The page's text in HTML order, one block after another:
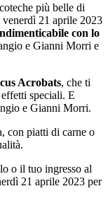
più belle di
21 aprile 2023
con lo
e Gianni Morri e
Acrobats, che ti
speciali. E
e Gianni Morri.
con piatti di carne o
o il tuo ingresso al
21 aprile 2023 per